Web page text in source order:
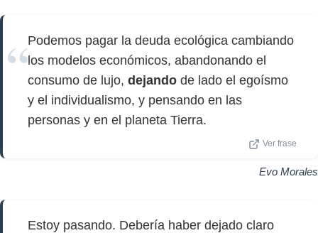
Podemos pagar la deuda ecológica cambiando
los modelos económicos, abandonando el
consumo de lujo, dejando de lado el egoísmo
y el individualismo, y pensando en las
personas y en el planeta Tierra.
Ver frase
Evo Morales
Estoy pasando. Debería haber dejado claro